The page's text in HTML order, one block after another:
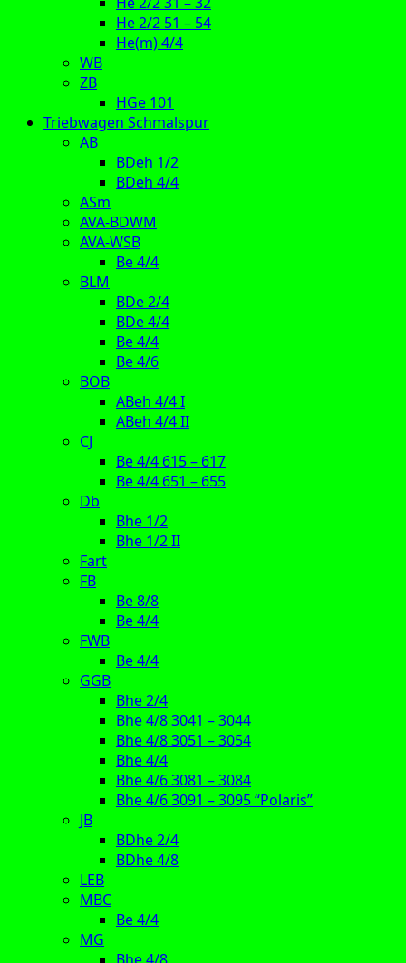
He 2/2 51 – 54
He(m) 4/4
WB
ZB
HGe 101
Triebwagen Schmalspur
AB
BDeh 1/2
BDeh 4/4
ASm
AVA-BDWM
AVA-WSB
Be 4/4
BLM
BDe 2/4
BDe 4/4
Be 4/4
Be 4/6
BOB
ABeh 4/4 I
ABeh 4/4 II
CJ
Be 4/4 615 – 617
Be 4/4 651 – 655
Db
Bhe 1/2
Bhe 1/2 II
Fart
FB
Be 8/8
Be 4/4
FWB
Be 4/4
GGB
Bhe 2/4
Bhe 4/8 3041 – 3044
Bhe 4/8 3051 – 3054
Bhe 4/4
Bhe 4/6 3081 – 3084
Bhe 4/6 3091 – 3095 “Polaris”
JB
BDhe 2/4
BDhe 4/8
LEB
MBC
Be 4/4
MG